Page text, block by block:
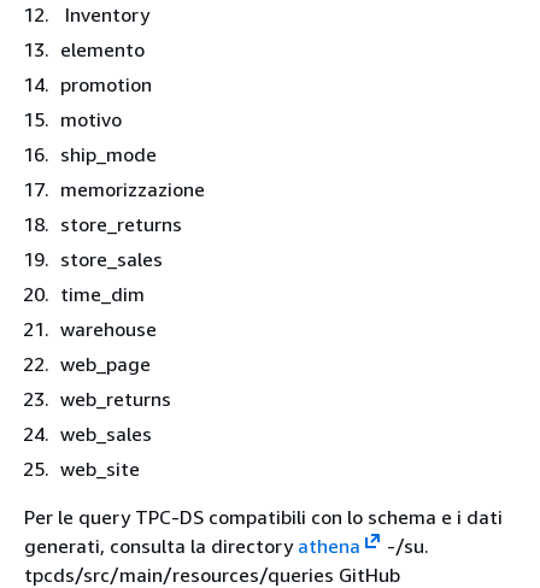
Inventory
elemento
promotion
motivo
ship_mode
memorizzazione
store_returns
store_sales
time_dim
warehouse
web_page
web_returns
web_sales
web_site
Per le query TPC-DS compatibili con lo schema e i dati
generati, consulta la directory athena
-/su.
tpcds/src/main/resources/queries GitHub